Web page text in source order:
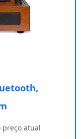
preço atual